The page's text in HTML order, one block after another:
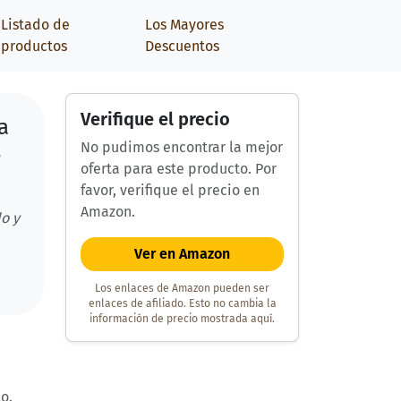
Listado de
productos
Los Mayores
Descuentos
y
Verifique el precio
No pudimos encontrar la mejor
oferta para este producto. Por
favor, verifique el precio en
Amazon.
Ver en Amazon
Los enlaces de Amazon pueden ser
enlaces de afiliado. Esto no cambia la
información de precio mostrada aquí.